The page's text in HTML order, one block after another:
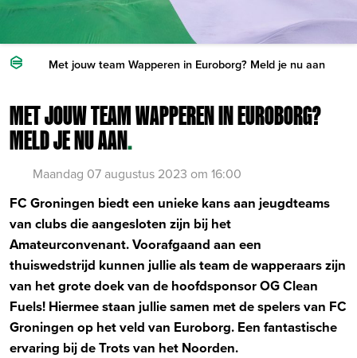
Met jouw team Wapperen in Euroborg? Meld je nu aan
MET JOUW TEAM WAPPEREN IN EUROBORG?
MELD JE NU AAN.
Maandag 07 augustus 2023 om 16:00
FC Groningen biedt een unieke kans aan jeugdteams
van clubs die aangesloten zijn bij het
Amateurconvenant. Voorafgaand aan een
thuiswedstrijd kunnen jullie als team de wapperaars zijn
van het grote doek van de hoofdsponsor OG Clean
Fuels! Hiermee staan jullie samen met de spelers van FC
Groningen op het veld van Euroborg. Een fantastische
ervaring bij de Trots van het Noorden.